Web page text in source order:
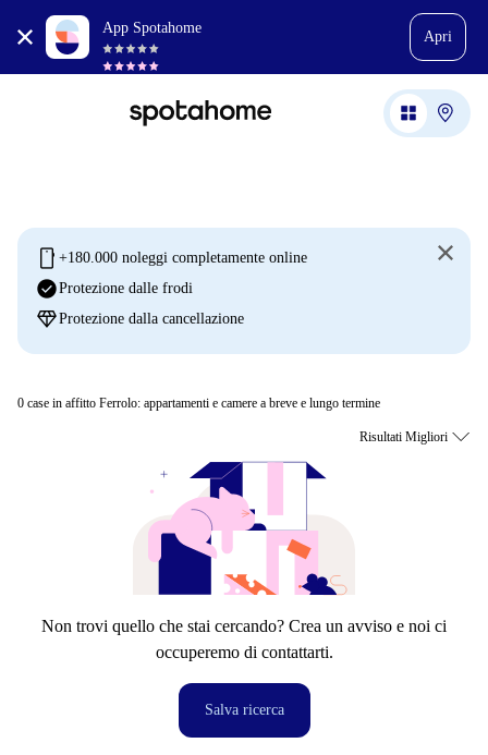
App Spotahome
Apri
mobile +180.000 noleggi completamente online
check_circleProtezione dalle frodi
diamondProtezione dalla cancellazione
0 case in affitto Ferrolo: appartamenti e camere a breve e lungo termine
Non trovi quello che stai cercando? Crea un avviso e noi ci
occuperemo di contattarti.
Salva ricerca